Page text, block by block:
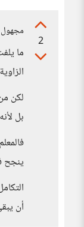
2
مجهول
ما
لكن
بل
ينجح
أن